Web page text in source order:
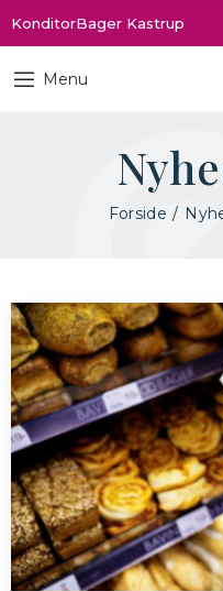
KonditorBager Kastrup
Menu
Forside